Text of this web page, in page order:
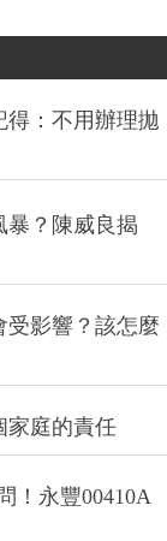
得：不用辦理拋
暴？陳威良揭
受影響？該怎麼
家庭的責任
！永豐00410A